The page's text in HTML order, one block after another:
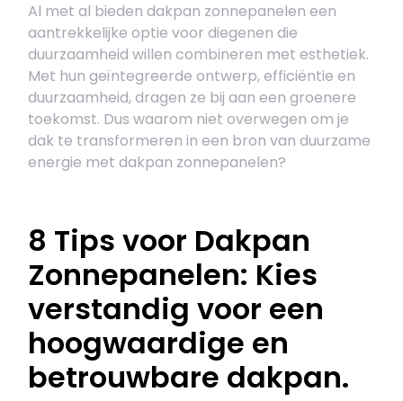
Al met al bieden dakpan zonnepanelen een
aantrekkelijke optie voor diegenen die
duurzaamheid willen combineren met esthetiek.
Met hun geïntegreerde ontwerp, efficiëntie en
duurzaamheid, dragen ze bij aan een groenere
toekomst. Dus waarom niet overwegen om je
dak te transformeren in een bron van duurzame
energie met dakpan zonnepanelen?
8 Tips voor Dakpan
Zonnepanelen: Kies
verstandig voor een
hoogwaardige en
betrouwbare dakpan.